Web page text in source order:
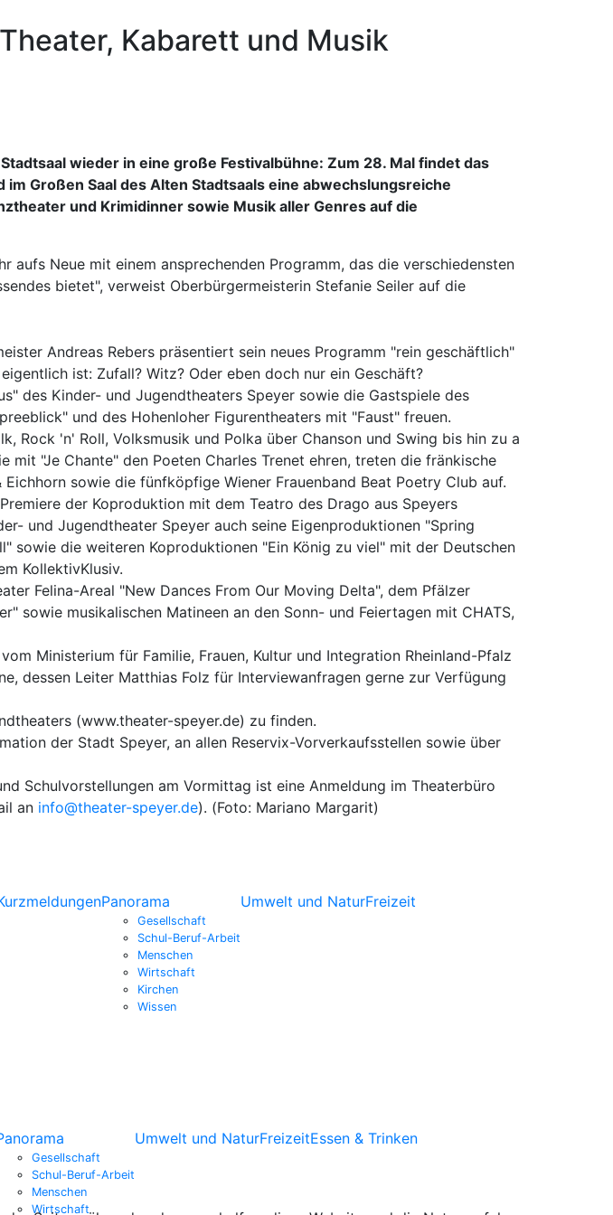
Kabarett und Musik
wieder in eine große Festivalbühne: Zum 28. Mal findet das
Großen Saal des Alten Stadtsaals eine abwechslungsreiche
und Krimidinner sowie Musik aller Genres auf die
Neue mit einem ansprechenden Programm, das die verschiedensten
bietet", verweist Oberbürgermeisterin Stefanie Seiler auf die
Andreas Rebers präsentiert sein neues Programm "rein geschäftlich"
ist: Zufall? Witz? Oder eben doch nur ein Geschäft?
des Kinder- und Jugendtheaters Speyer sowie die Gastspiele des
und des Hohenloher Figurentheaters mit "Faust" freuen.
Rock 'n' Roll, Volksmusik und Polka über Chanson und Swing bis hin zu a
"Je Chante" den Poeten Charles Trenet ehren, treten die fränkische
sowie die fünfköpfige Wiener Frauenband Beat Poetry Club auf.
der Koproduktion mit dem Teatro des Drago aus Speyers
und Jugendtheater Speyer auch seine Eigenproduktionen "Spring
sowie die weiteren Koproduktionen "Ein König zu viel" mit der Deutschen
KollektivKlusiv.
Felina-Areal "New Dances From Our Moving Delta", dem Pfälzer
sowie musikalischen Matineen an den Sonn- und Feiertagen mit CHATS,
Ministerium für Familie, Frauen, Kultur und Integration Rheinland-Pfalz
dessen Leiter Matthias Folz für Interviewanfragen gerne zur Verfügung
(www.theater-speyer.de) zu finden.
der Stadt Speyer, an allen Reservix-Vorverkaufsstellen sowie über
Schulvorstellungen am Vormittag ist eine Anmeldung im Theaterbüro
an info@theater-speyer.de). (Foto: Mariano Margarit)
Panorama
Gesellschaft
Schul-Beruf-Arbeit
Menschen
Wirtschaft
Kirchen
Wissen
Umwelt und NaturFreizeit
Gesellschaft
Schul-Beruf-Arbeit
Menschen
Wirtschaft
Umwelt und NaturFreizeitEssen & Trinken